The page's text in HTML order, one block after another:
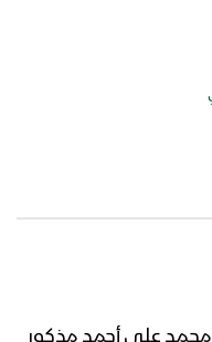
محمد علي أحمد مذكور